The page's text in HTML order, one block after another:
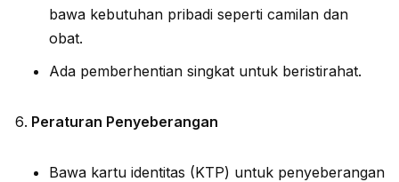
bawa kebutuhan pribadi seperti camilan dan
obat.
Ada pemberhentian singkat untuk beristirahat.
Peraturan Penyeberangan
Bawa kartu identitas (KTP) untuk penyeberangan